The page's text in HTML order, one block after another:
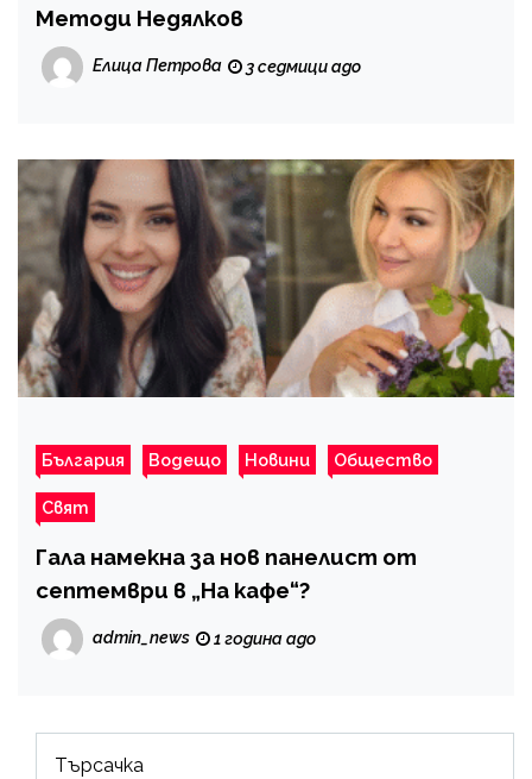
Методи Недялков
Елица Петрова 3 седмици ago
България Водещо Новини Общество
Свят
Гала намекна за нов панелист от
септември в „На кафе“?
admin_news 1 година ago
Търсачка